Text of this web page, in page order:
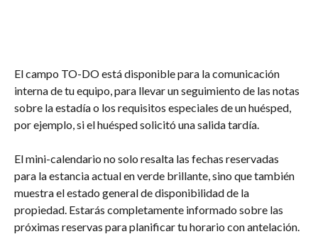
El campo TO-DO está disponible para la comunicación
interna de tu equipo, para llevar un seguimiento de las notas
sobre la estadía o los requisitos especiales de un huésped,
por ejemplo, si el huésped solicitó una salida tardía.
El mini-calendario no solo resalta las fechas reservadas
para la estancia actual en verde brillante, sino que también
muestra el estado general de disponibilidad de la
propiedad. Estarás completamente informado sobre las
próximas reservas para planificar tu horario con antelación.